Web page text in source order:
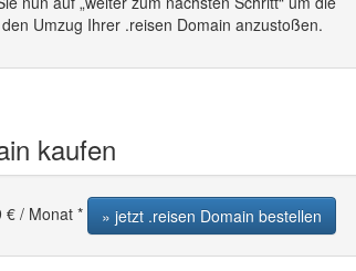
Umzug Ihrer .reisen Domain anzustoßen.
kaufen
€ / Monat * » jetzt .reisen Domain bestellen